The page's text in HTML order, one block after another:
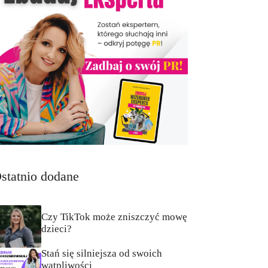
dodane
Czy TikTok może zniszczyć mowę
dzieci?
Stań się silniejsza od swoich
wątpliwości